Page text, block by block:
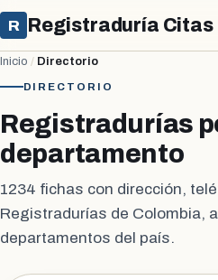
R Registraduría Citas
Inicio / Directorio
DIRECTORIO
Registradurías
departamento
1234 fichas con dirección,
Registradurías de Colombia,
departamentos del país.